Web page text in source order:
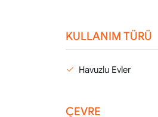
KULLANIM TÜRÜ
Havuzlu Evler
ÇEVRE